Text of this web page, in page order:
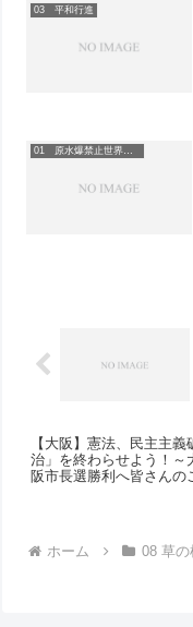
03 平和行進
01 原水爆禁止世界大会
【大阪】憲法、民主主
治」を終わらせよう！～
阪市長選勝利へ皆さんの
ホーム 08 草の